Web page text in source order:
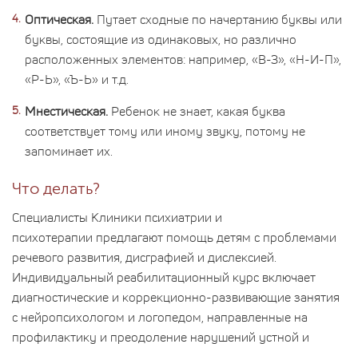
Оптическая. Путает сходные по начертанию буквы или
буквы, состоящие из одинаковых, но различно
расположенных элементов: например, «В-З», «Н-И-П»,
«Р-Ь», «Ъ-Ь» и т.д.
Мнестическая. Ребенок не знает, какая буква
соответствует тому или иному звуку, потому не
запоминает их.
Что делать?
Специалисты Клиники психиатрии и
психотерапии предлагают помощь детям с проблемами
речевого развития, дисграфией и дислексией.
Индивидуальный реабилитационный курс включает
диагностические и коррекционно-развивающие занятия
с нейропсихологом и логопедом, направленные на
профилактику и преодоление нарушений устной и